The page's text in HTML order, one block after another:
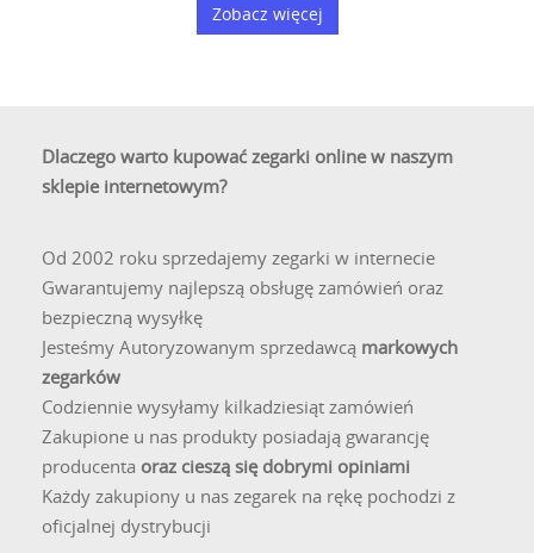
Zobacz więcej
Dlaczego warto kupować zegarki online w naszym
sklepie internetowym?
Od 2002 roku sprzedajemy zegarki w internecie
Gwarantujemy najlepszą obsługę zamówień oraz
bezpieczną wysyłkę
Jesteśmy Autoryzowanym sprzedawcą markowych
zegarków
Codziennie wysyłamy kilkadziesiąt zamówień
Zakupione u nas produkty posiadają gwarancję
producenta oraz cieszą się dobrymi opiniami
Każdy zakupiony u nas zegarek na rękę pochodzi z
oficjalnej dystrybucji